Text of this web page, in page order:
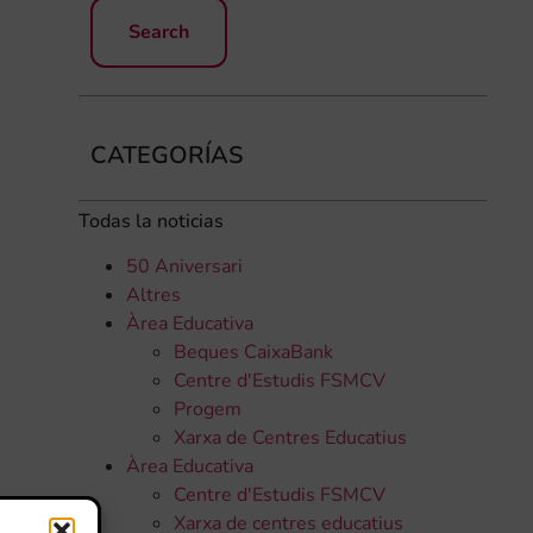
CATEGORÍAS
Todas la noticias
50 Aniversari
Altres
Àrea Educativa
Beques CaixaBank
Centre d'Estudis FSMCV
Progem
Xarxa de Centres Educatius
Àrea Educativa
Centre d'Estudis FSMCV
Xarxa de centres educatius